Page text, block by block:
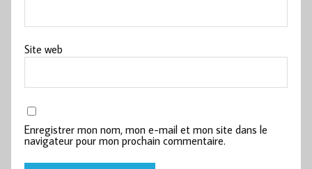
Site web
Enregistrer mon nom, mon e-mail et mon site dans le
navigateur pour mon prochain commentaire.